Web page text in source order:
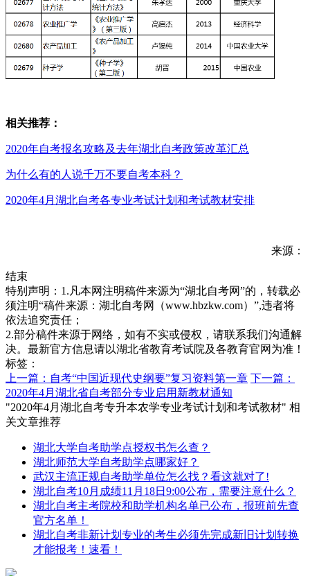
相关推荐：
2020年自考报名攻略及去年湖北自考政策改革汇总
为什么有的人说千万不要自考本科？
2020年4月湖北自考各专业考试计划和考试教材安排
来源：
结束
特别声明：1.凡本网注明稿件来源为“湖北自考网”的，转载必
须注明“稿件来源：湖北自考网（www.hbzkw.com）”,违者将
依法追究责任；
2.部分稿件来源于网络，如有不实或侵权，请联系我们沟通解
决。最新官方信息请以湖北省教育考试院及各教育官网为准！
标签：
上一篇：自考“中国近现代史纲要”复习资料第一章 下一篇：
2020年4月湖北省自考部分专业启用新教材通知
"2020年4月湖北自考专升本农学专业考试计划和考试教材" 相
关文章推荐
湖北大学自考助学点授权书怎么查？
湖北师范大学自考助学点哪家好？
武汉主流正规自考助学单位怎么找？看这就对了!
湖北自考10月成绩11月18日9:00公布，需要注意什么？
湖北自考主考院校和助学机构名单已公布，报班前先查
官方名单！
湖北自考非新计划专业的考生必须先完成新旧计划转换
才能报考！速看！